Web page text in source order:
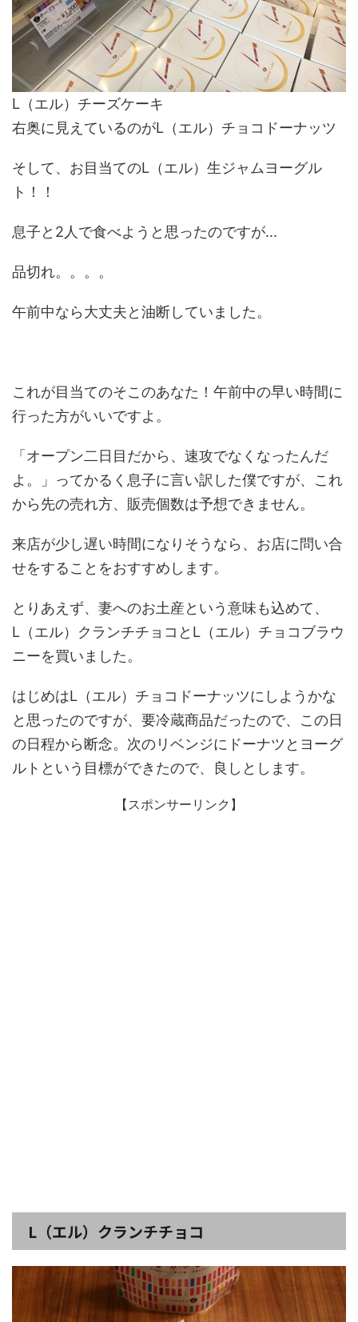
L（エル）チーズケーキ
右奥に見えているのがL（エル）チョコドーナッツ
そして、お目当てのL（エル）生ジャムヨーグル
ト！！
息子と2人で食べようと思ったのですが...
品切れ。。。。
午前中なら大丈夫と油断していました。
これが目当てのそこのあなた！午前中の早い時間に
行った方がいいですよ。
「オープン二日目だから、速攻でなくなったんだ
よ。」ってかるく息子に言い訳した僕ですが、これ
から先の売れ方、販売個数は予想できません。
来店が少し遅い時間になりそうなら、お店に問い合
せをすることをおすすめします。
とりあえず、妻へのお土産という意味も込めて、
L（エル）クランチチョコとL（エル）チョコブラウ
ニーを買いました。
はじめはL（エル）チョコドーナッツにしようかな
と思ったのですが、要冷蔵商品だったので、この日
の日程から断念。次のリベンジにドーナツとヨーグ
ルトという目標ができたので、良しとします。
【スポンサーリンク】
L（エル）クランチチョコ